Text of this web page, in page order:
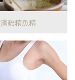
滴雞精魚精